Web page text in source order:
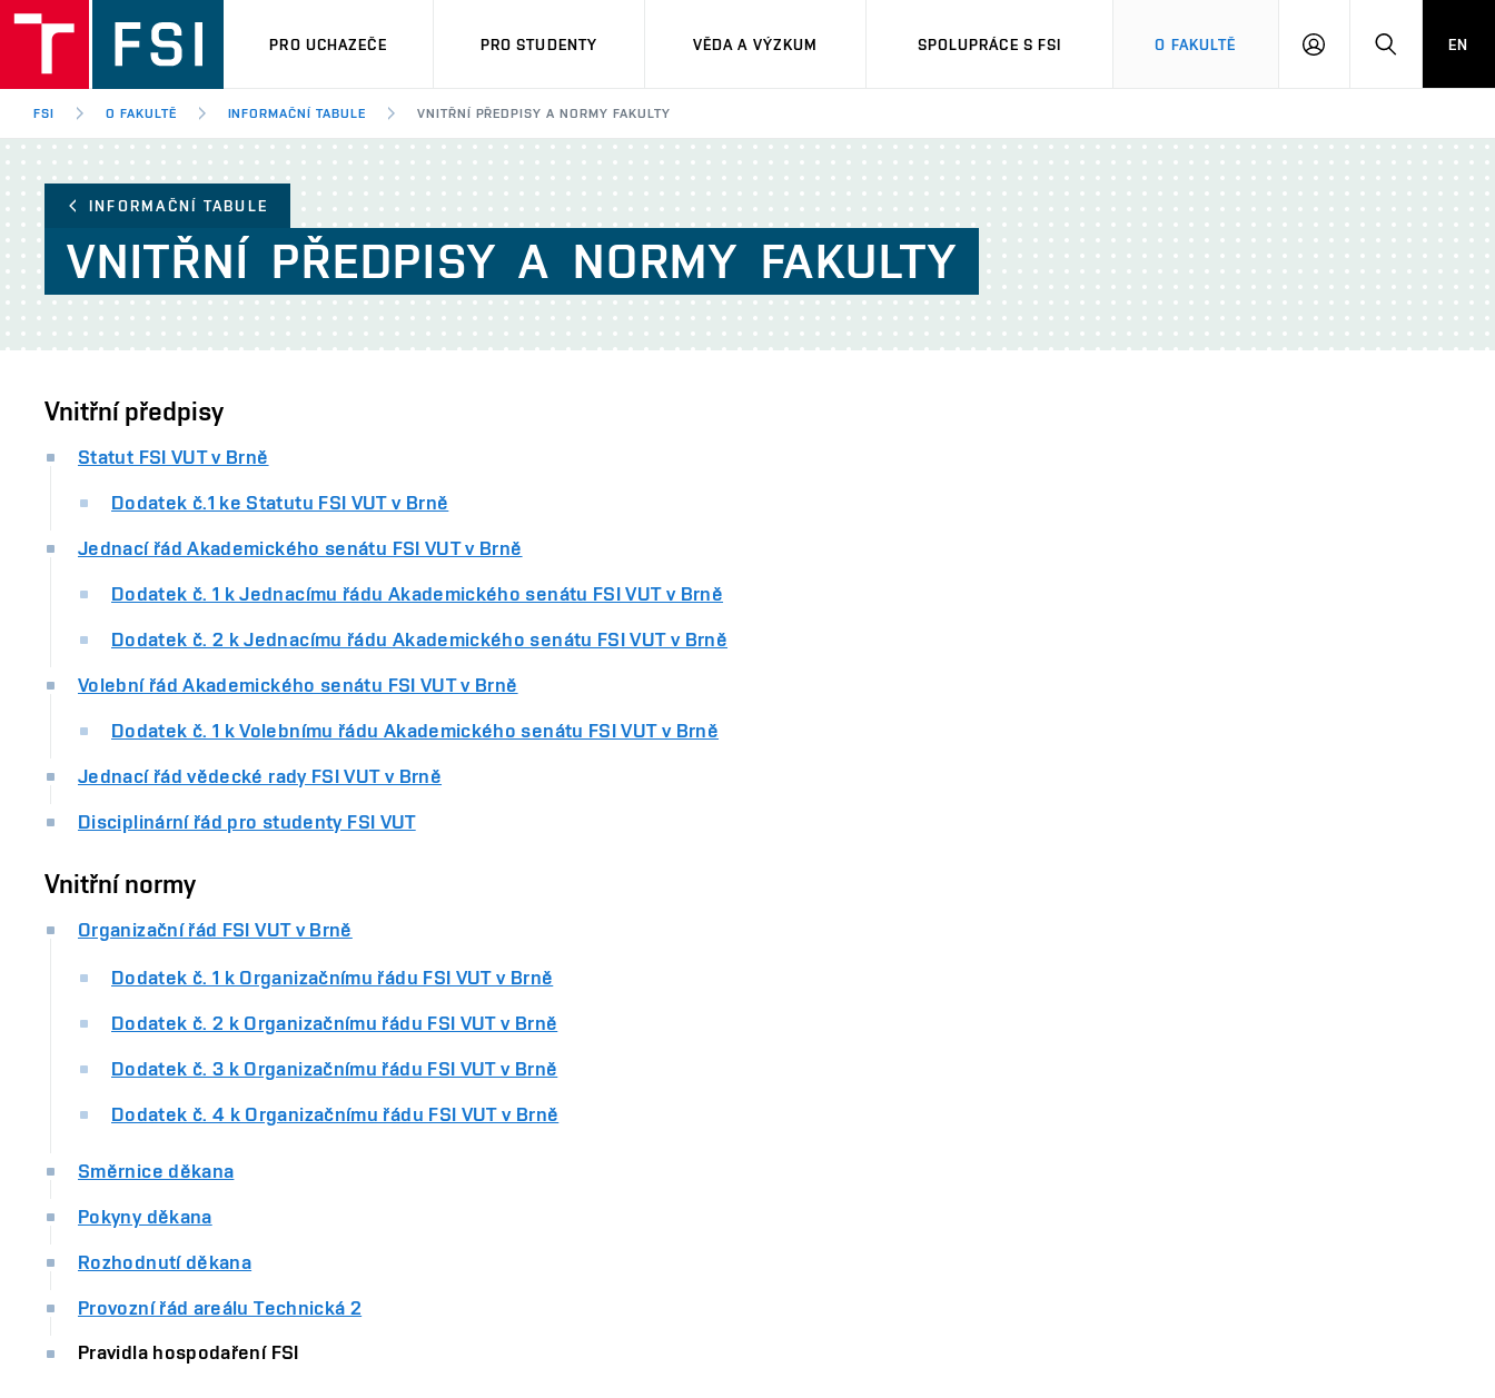
PRO UCHAZEČE PRO STUDENTY VĚDA A VÝZKUM SPOLUPRÁCE S FSI O FAKULTĚ
PŘIHLÁŠENÍHLEDAT
EN
FSI O FAKULTĚ INFORMAČNÍ TABULE VNITŘNÍ PŘEDPISY A NORMY FAKULTY
INFORMAČNÍ TABULE
VNITŘNÍ PŘEDPISY A NORMY FAKULTY
Vnitřní předpisy
Statut FSI VUT v Brně
Dodatek č.1 ke Statutu FSI VUT v Brně
Jednací řád Akademického senátu FSI VUT v Brně
Dodatek č. 1 k Jednacímu řádu Akademického senátu FSI VUT v Brně
Dodatek č. 2 k Jednacímu řádu Akademického senátu FSI VUT v Brně
Volební řád Akademického senátu FSI VUT v Brně
Dodatek č. 1 k Volebnímu řádu Akademického senátu FSI VUT v Brně
Jednací řád vědecké rady FSI VUT v Brně
Disciplinární řád pro studenty FSI VUT
Vnitřní normy
Organizační řád FSI VUT v Brně
Dodatek č. 1 k Organizačnímu řádu FSI VUT v Brně
Dodatek č. 2 k Organizačnímu řádu FSI VUT v Brně
Dodatek č. 3 k Organizačnímu řádu FSI VUT v Brně
Dodatek č. 4 k Organizačnímu řádu FSI VUT v Brně
Směrnice děkana
Pokyny děkana
Rozhodnutí děkana
Provozní řád areálu Technická 2
Pravidla hospodaření FSI